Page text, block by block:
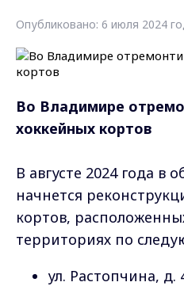
Опубликовано: 6 июля 2024
Во Владимире
хоккейных кортов
В августе 2024 года в
начнется
кортов,
территориях по
ул. Растопчина, д.